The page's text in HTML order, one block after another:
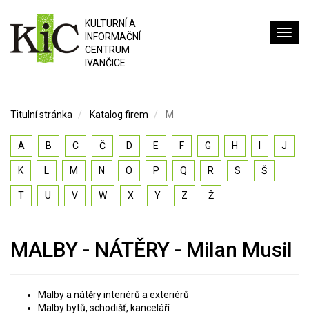
KULTURNÍ A
INFORMAČNÍ
CENTRUM
IVANČICE
Titulní stránka Katalog firem M
A B C Č D E F G H J
K L M N O P Q R S Š
T U V W X Y Z Ž
MALBY - NÁTĚRY - Milan Musil
Malby a nátěry interiérů a exteriérů
Malby bytů, schodišť, kanceláří